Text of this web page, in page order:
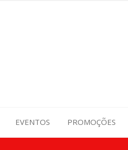
EVENTOS PROMOÇÕES